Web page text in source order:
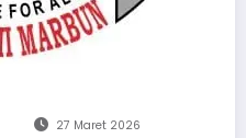
27 Maret 2026